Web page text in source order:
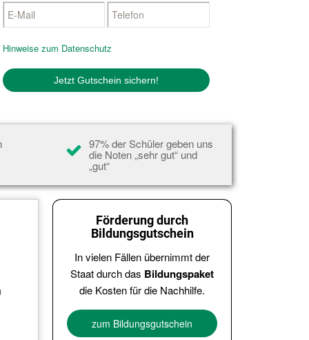
Hinweise zum Datenschutz
97% der Schüler geben uns
die Noten „sehr gut“ und
„gut“
Förderung durch
Bildungsgutschein
In vielen Fällen übernimmt der
Staat durch das Bildungspaket
die Kosten für die Nachhilfe.
zum Bildungsgutschein